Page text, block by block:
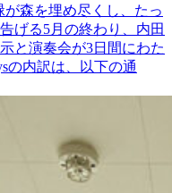
が森を埋め尽くし、たっ
げる5月の終わり、内田
と演奏会が3日間にわた
の内訳は、以下の通